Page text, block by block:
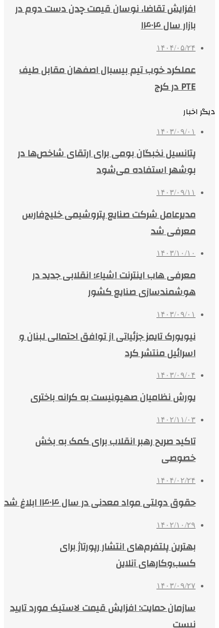
افزایش تقاضا، نوسان قیمت چدن دست دوم در
بازار سال ۱۴۰۴
۱۴۰۴/۰۵/۲۴
عملکرد خوب تیم بیسبال اصفهان مقابل طیف
PTE در کرج
دیگر اخبار
۱۴۰۳/۰۹/۰۱
پتانسیل نخبگان بومی برای ارتقای شاخص‌ها در
بوشهر استفاده می‌شود
۱۴۰۳/۰۹/۱۱
مدیرعامل شرکت صنایع پتروشیمی خلیج‌فارس
معرفی شد
۱۴۰۳/۱۰/۱۰
معرفی هاب اینترنت اشیاء؛ انقلابی جدید در
هوشمندسازی صنایع کشور
۱۴۰۳/۰۹/۰۱
نیویورک تایمز جزئیاتی از توافق احتمالی لبنان و
اسرائیل منتشر کرد
۱۴۰۳/۰۹/۰۴
یورش نظامیان صهیونیست به کرانه باختری
۱۴۰۲/۱۱/۰۳
تاکید صریح رهبر انقلاب برای کمک به بخش
خصوصی
۱۴۰۴/۰۲/۲۴
حقوق دولتی مواد معدنی در سال ۱۴۰۴ ابلاغ شد
۱۴۰۲/۱۰/۲۹
بهترین پلتفرم‌های انتشار رپورتاژ برای
کسب‌وکارهای آنلاین
۱۴۰۳/۰۹/۲۷
سازمان حمایت: افزایش قیمت لاستیک مورد تایید
نیست